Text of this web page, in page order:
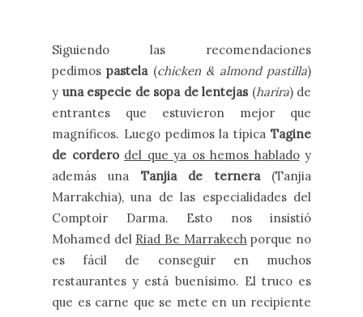
Siguiendo las recomendaciones
pedimospastela(chicken & almond pastilla)
y una especie de sopa de lentejas(harira) de
entrantes que estuvieron mejor que
magníficos. Luego pedimos la típica Tagine
de cordero del que ya os hemos habladoy
además una Tanjia de ternera(Tanjia
Marrakchia), una de las especialidades del
Comptoir Darma. Esto nos insistió
Mohamed del Riad Be Marrakechporque no
es fácil de conseguir en muchos
restaurantes y está buenísimo. El truco es
que es carne que se mete en un recipiente